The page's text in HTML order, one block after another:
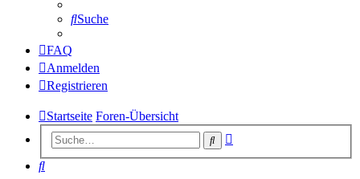
Suche
FAQ
Anmelden
Registrieren
Startseite Foren-Übersicht
Suche
Suche